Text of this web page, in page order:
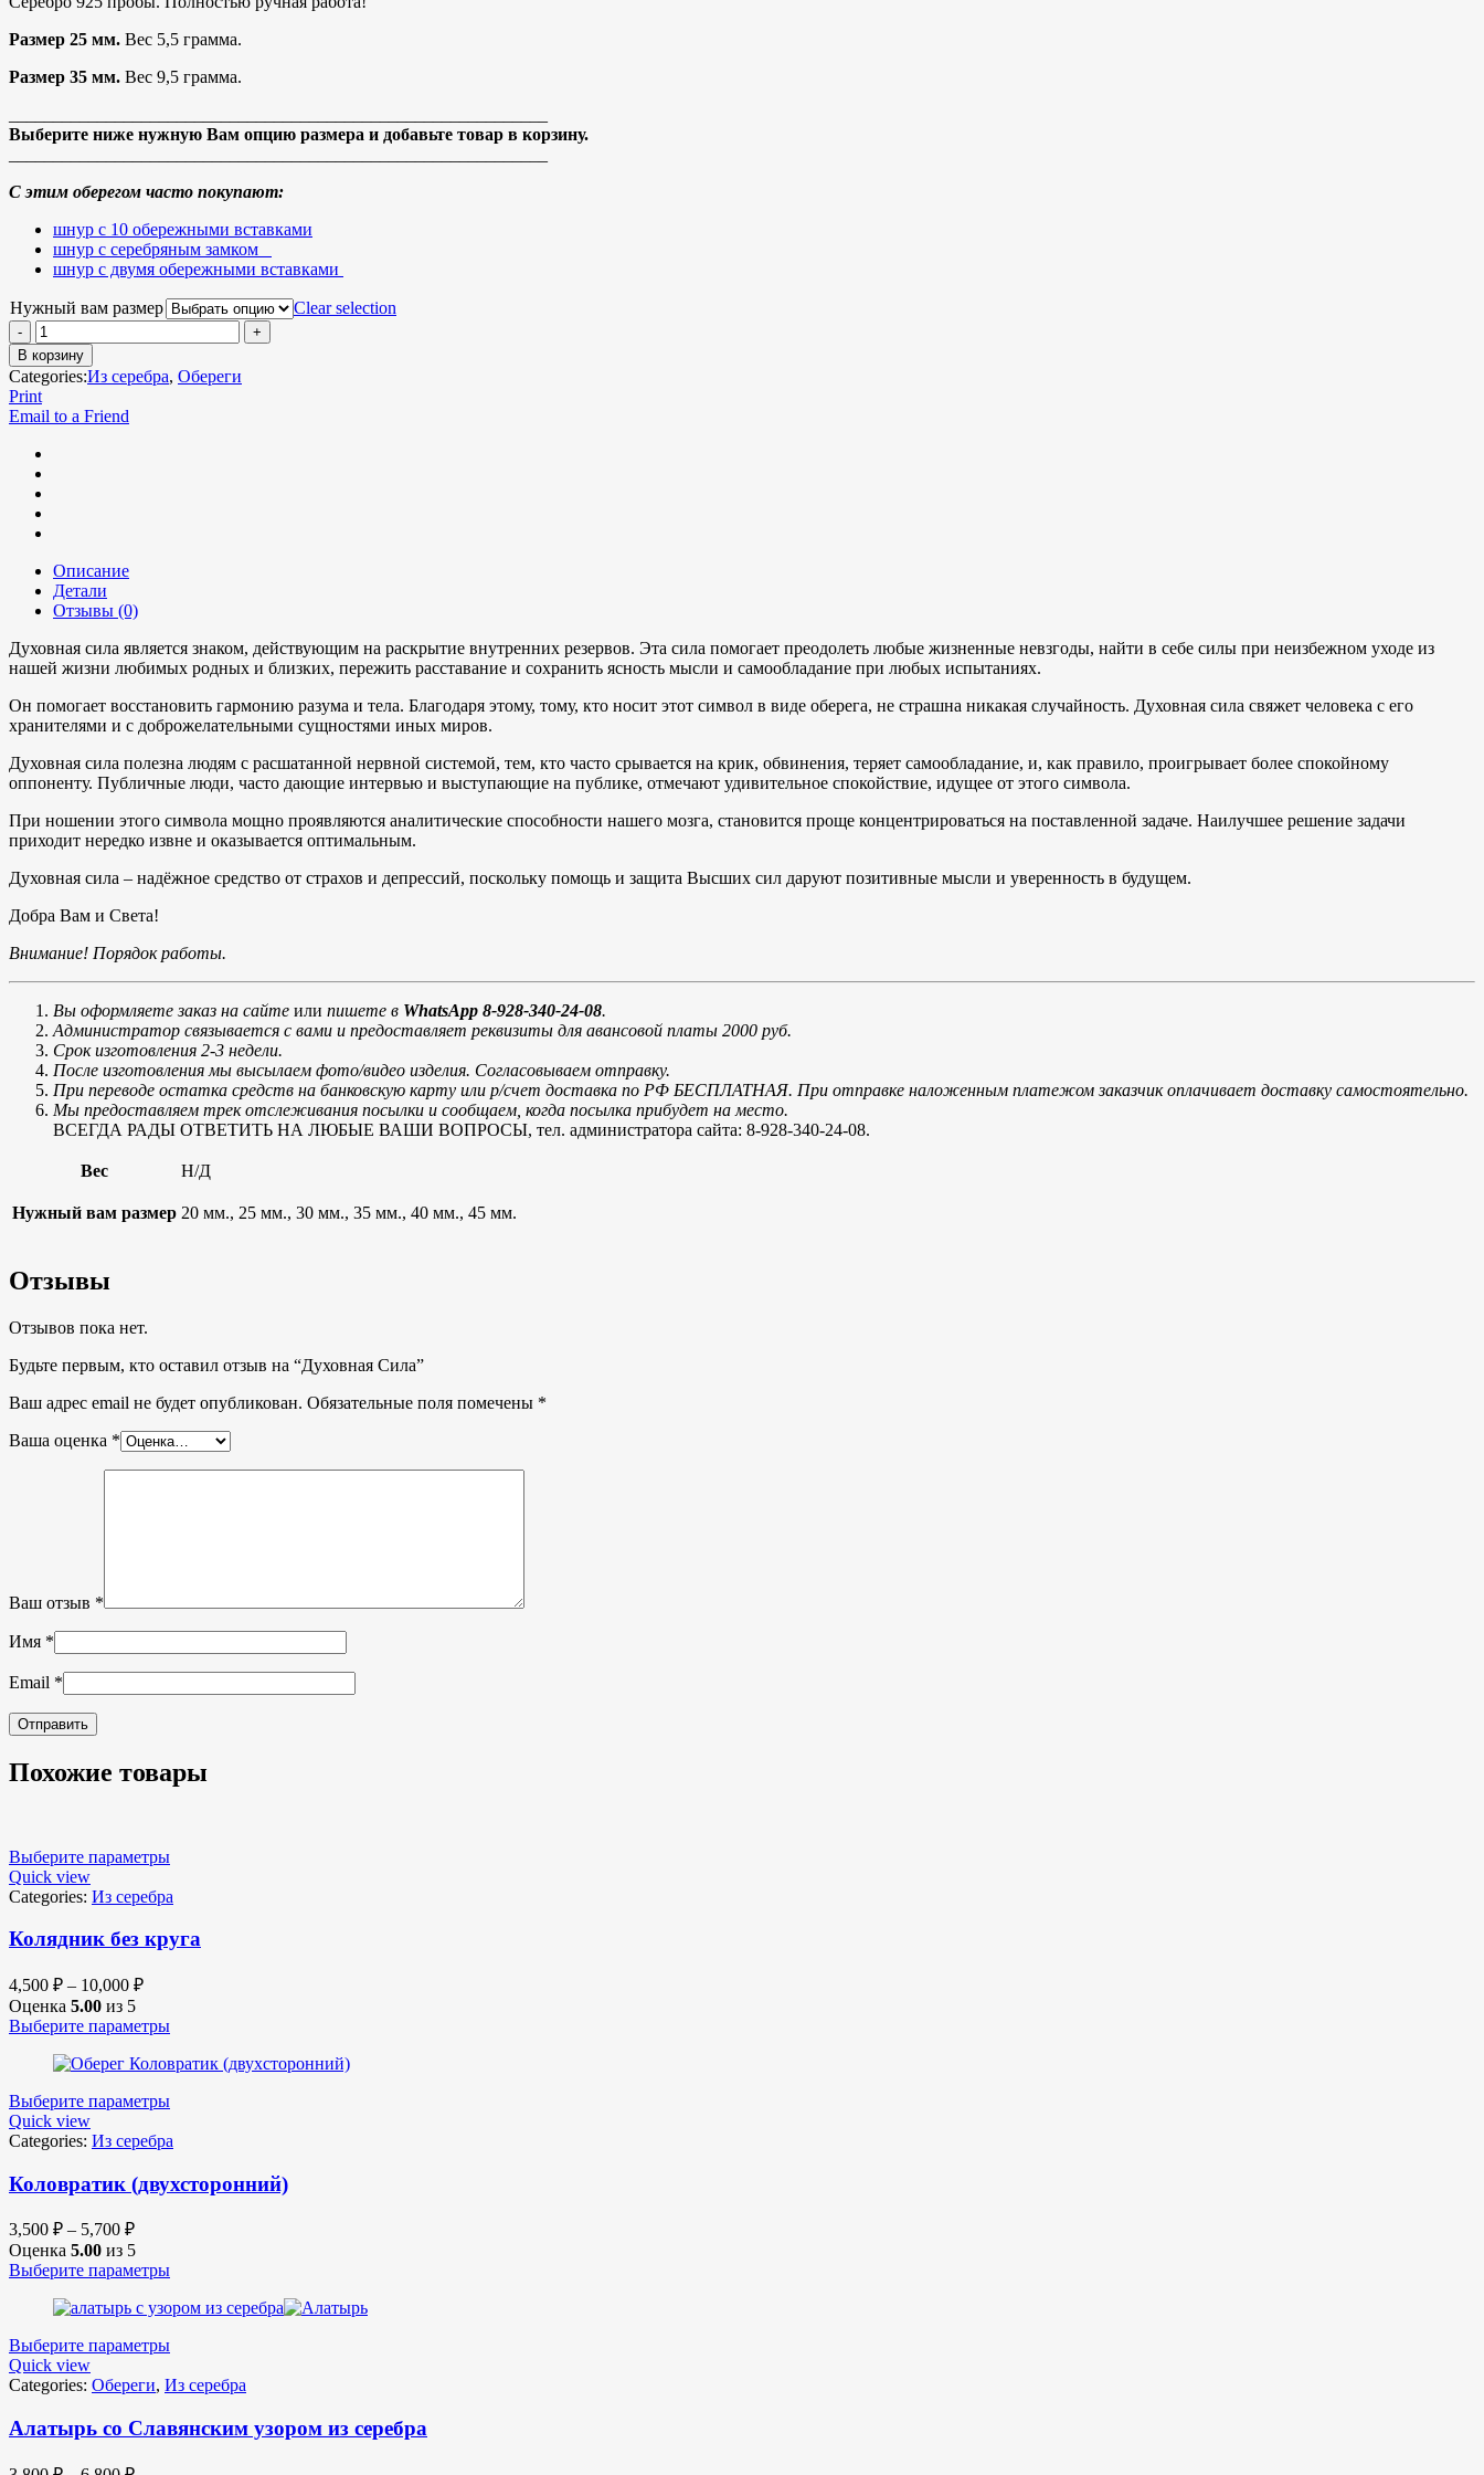
Размер 25 мм. Вес 5,5 грамма.
Размер 35 мм. Вес 9,5 грамма.
Выберите ниже нужную Вам опцию размера и добавьте товар в корзину.
С этим оберегом часто покупают:
шнур с 10 обережными вставками
шнур с серебряным замком
шнур с двумя обережными вставками
Нужный вам размер Clear selection
В корзину
Categories:Из серебра, Обереги
Print
Email to a Friend
Описание
Детали
Отзывы (0)
Духовная сила является знаком, действующим на раскрытие внутренних резервов. Эта сила помогает преодолеть любые жизненные невзгоды, найти в себе силы при неизбежном уходе из
нашей жизни любимых родных и близких, пережить расставание и сохранить ясность мысли и самообладание при любых испытаниях.
Он помогает восстановить гармонию разума и тела. Благодаря этому, тому, кто носит этот символ в виде оберега, не страшна никакая случайность. Духовная сила свяжет человека с его
хранителями и с доброжелательными сущностями иных миров.
Духовная сила полезна людям с расшатанной нервной системой, тем, кто часто срывается на крик, обвинения, теряет самообладание, и, как правило, проигрывает более спокойному
оппоненту. Публичные люди, часто дающие интервью и выступающие на публике, отмечают удивительное спокойствие, идущее от этого символа.
При ношении этого символа мощно проявляются аналитические способности нашего мозга, становится проще концентрироваться на поставленной задаче. Наилучшее решение задачи
приходит нередко извне и оказывается оптимальным.
Духовная сила – надёжное средство от страхов и депрессий, поскольку помощь и защита Высших сил даруют позитивные мысли и уверенность в будущем.
Добра Вам и Света!
Внимание! Порядок работы.
Вы оформляете заказ на сайте или пишете в WhatsApp 8-928-340-24-08.
Администратор связывается с вами и предоставляет реквизиты для авансовой платы 2000 руб.
Срок изготовления 2-3 недели.
После изготовления мы высылаем фото/видео изделия. Согласовываем отправку.
При переводе остатка средств на банковскую карту или р/счет доставка по РФ БЕСПЛАТНАЯ. При отправке наложенным платежом заказчик оплачивает доставку самостоятельно.
Мы предоставляем трек отслеживания посылки и сообщаем, когда посылка прибудет на место.
ВСЕГДА РАДЫ ОТВЕТИТЬ НА ЛЮБЫЕ ВАШИ ВОПРОСЫ, тел. администратора сайта: 8-928-340-24-08.
Вес Н/Д
Нужный вам размер 20 мм., 25 мм., 30 мм., 35 мм., 40 мм., 45 мм.
Отзывы
Отзывов пока нет.
Будьте первым, кто оставил отзыв на “Духовная Сила”
Ваш адрес email не будет опубликован. Обязательные поля помечены *
Ваша оценка *
Ваш отзыв *
Имя *
Email *
Похожие товары
Выберите параметры
Quick view
Categories: Из серебра
Колядник без круга
4,500 ₽ – 10,000 ₽
Оценка 5.00 из 5
Выберите параметры
Выберите параметры
Quick view
Categories: Из серебра
Коловратик (двухсторонний)
3,500 ₽ – 5,700 ₽
Оценка 5.00 из 5
Выберите параметры
Выберите параметры
Quick view
Categories: Обереги, Из серебра
Алатырь со Славянским узором из серебра